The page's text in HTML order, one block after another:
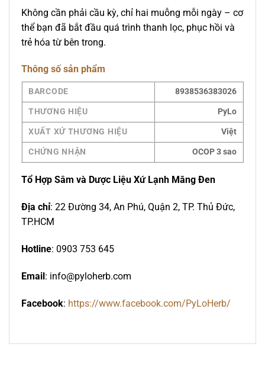
Không cần phải cầu kỳ, chỉ hai muỗng mỗi ngày – cơ
thể bạn đã bắt đầu quá trình thanh lọc, phục hồi và
trẻ hóa từ bên trong.
Thông số sản phẩm
BARCODE
8938536383026
THƯƠNG HIỆU
PyLo
XUẤT XỨ THƯƠNG HIỆU
Việt
CHỨNG NHẬN
OCOP 3 sao
Tổ Hợp Sâm và Dược Liệu Xứ Lạnh Măng Đen
Địa chỉ: 22 Đường 34, An Phú, Quận 2, TP. Thủ Đức,
TP.HCM
Hotline: 0903 753 645
Email: info@pyloherb.com
Facebook: https://www.facebook.com/PyLoHerb/